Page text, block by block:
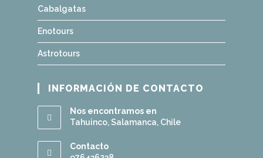
Cabalgatas
Enotours
Astrotours
INFORMACIÓN DE CONTACTO
Nos encontramos en
Tahuinco, Salamanca, Chile
Contacto